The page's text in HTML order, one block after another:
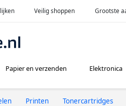
Veilig shoppen Grootste
Papier en verzenden Elektronica
Printen Tonercartridges